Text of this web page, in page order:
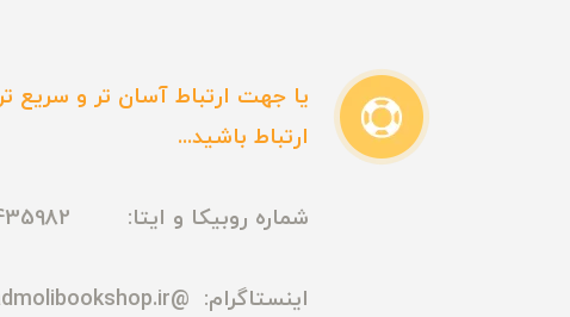
یا جهت ارتباط آسان تر و سریع
ارتباط باشید...
شماره روبیکا و ایتا: 09165435982
اینستاگرام: @madmolibookshop.ir